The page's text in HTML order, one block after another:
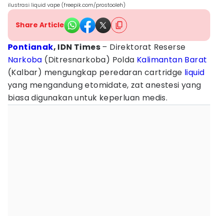
ilustrasi liquid vape (freepik.com/prostooleh)
Share Article
Pontianak, IDN Times – Direktorat Reserse
Narkoba (Ditresnarkoba) Polda Kalimantan Barat
(Kalbar) mengungkap peredaran cartridge liquid
yang mengandung etomidate, zat anestesi yang
biasa digunakan untuk keperluan medis.